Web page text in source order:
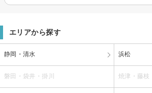
エリアから探す
静岡・清水 浜松
磐田・袋井・掛川 焼津・藤枝